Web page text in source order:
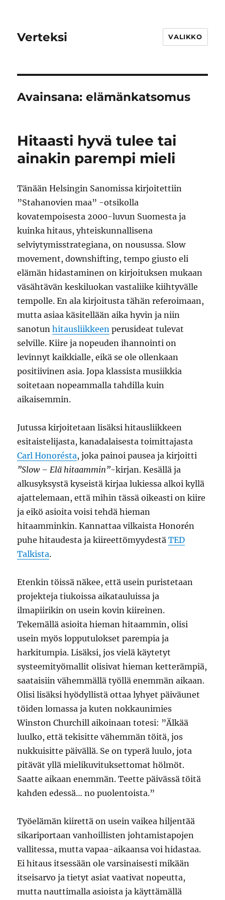
Verteksi VALIKKO
Avainsana:elämänkatsomus
Hitaasti hyvä tulee tai
ainakin parempi mieli
Tänään Helsingin Sanomissa kirjoitettiin
”Stahanovien maa” -otsikolla
kovatempoisesta 2000-luvun Suomesta ja
kuinka hitaus, yhteiskunnallisena
selviytymisstrategiana, on nousussa. Slow
movement, downshifting, tempo giusto eli
elämän hidastaminen on kirjoituksen mukaan
väsähtävän keskiluokan vastaliike kiihtyvälle
tempolle. En ala kirjoitusta tähän referoimaan,
mutta asiaa käsitellään aika hyvin ja niin
sanotunhitausliikkeen perusideat tulevat
selville. Kiire ja nopeuden ihannointi on
levinnyt kaikkialle, eikä se ole ollenkaan
positiivinen asia. Jopa klassista musiikkia
soitetaan nopeammalla tahdilla kuin
aikaisemmin.
Jutussa kirjoitetaan lisäksi hitausliikkeen
esitaistelijasta, kanadalaisesta toimittajasta
Carl Honorésta, joka painoi pausea ja kirjoitti
”Slow – Elä hitaammin”-kirjan. Kesällä ja
alkusyksystä kyseistä kirjaa lukiessa alkoi kyllä
ajattelemaan, että mihin tässä oikeasti on kiire
ja eikö asioita voisi tehdä hieman
hitaamminkin. Kannattaa vilkaista Honorén
puhe hitaudesta ja kiireettömyydestäTED
Talkista.
Etenkin töissä näkee, että usein puristetaan
projekteja tiukoissa aikatauluissa ja
ilmapiirikin on usein kovin kiireinen.
Tekemällä asioita hieman hitaammin, olisi
usein myös lopputulokset parempia ja
harkitumpia. Lisäksi, jos vielä käytetyt
systeemityömallit olisivat hieman ketterämpiä,
saataisiin vähemmällä työllä enemmän aikaan.
Olisi lisäksi hyödyllistä ottaa lyhyet päiväunet
töiden lomassa ja kuten nokkaunimies
Winston Churchill aikoinaan totesi: ”Älkää
luulko, että tekisitte vähemmän töitä, jos
nukkuisitte päivällä. Se on typerä luulo, jota
pitävät yllä mielikuvituksettomat hölmöt.
Saatte aikaan enemmän. Teette päivässä töitä
kahden edessä… no puolentoista.”
Työelämän kiirettä on usein vaikea hiljentää
sikariportaan vanhoillisten johtamistapojen
vallitessa, mutta vapaa-aikaansa voi hidastaa.
Ei hitaus itsessään ole varsinaisesti mikään
itseisarvo ja tietyt asiat vaativat nopeutta,
mutta nauttimalla asioista ja käyttämällä